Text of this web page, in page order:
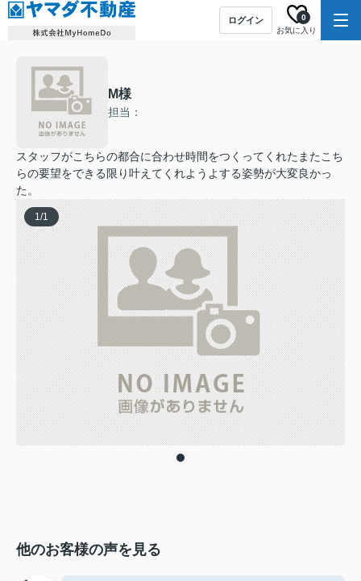
ログイン
お気に入り
0
M様
担当：
スタッフがこちらの都合に合わせ時間をつくってくれたまたこち
らの要望をできる限り叶えてくれようよする姿勢が大変良かっ
た。
1/1
他のお客様の声を見る